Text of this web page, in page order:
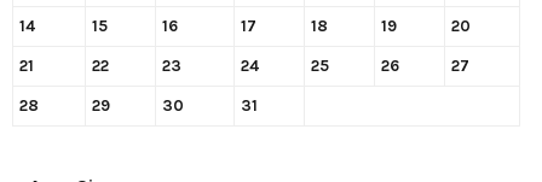
14 15 16 17 18 19 20
21 22 23 24 25 26 27
28 29 30 31